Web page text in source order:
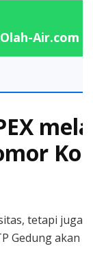
Air.com
tetapi juga
Gedung akan